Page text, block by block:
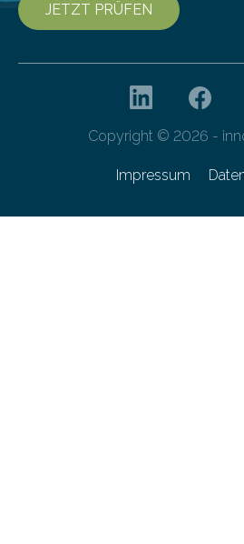
JETZT PRÜFEN
Copyright © 2026 -
Impressum